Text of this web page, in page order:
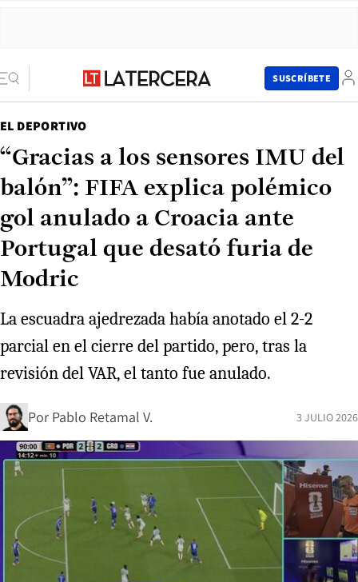
SUSCRÍBETE
EL DEPORTIVO
“Gracias a los sensores IMU del
balón”: FIFA explica polémico
gol anulado a Croacia ante
Portugal que desató furia de
Modric
La escuadra ajedrezada había anotado el 2-2
parcial en el cierre del partido, pero, tras la
revisión del VAR, el tanto fue anulado.
Por Pablo Retamal V. 3 JULIO 2026